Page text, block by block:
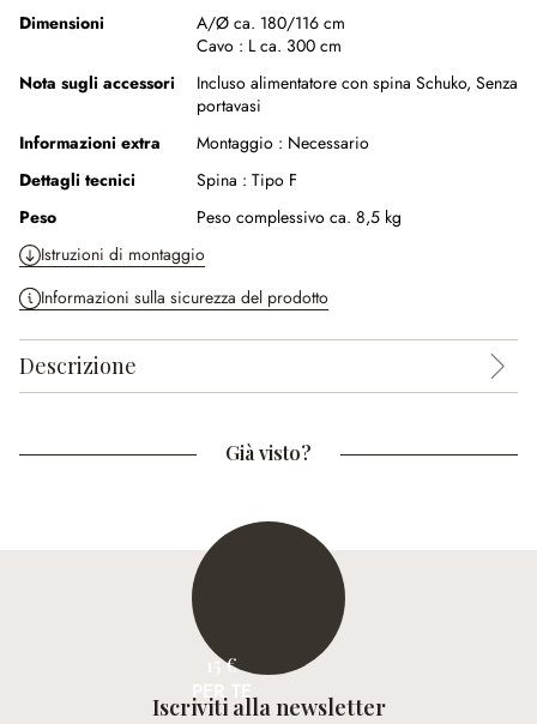
Dimensioni
A/Ø ca. 180/116 cm
Cavo : L ca. 300 cm
Nota sugli accessori
Incluso alimentatore con spina Schuko, Senza
portavasi
Informazioni extra
Montaggio : Necessario
Dettagli tecnici
Spina : Tipo F
Peso
Peso complessivo ca. 8,5 kg
Istruzioni di montaggio
Informazioni sulla sicurezza del prodotto
Descrizione
Già visto?
15 €
PER TE
Iscriviti alla newsletter